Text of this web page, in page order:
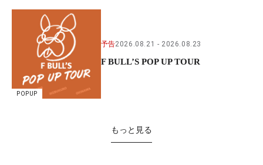
POPUP
予告2026.08.21 2026.08.23
F BULL’S POP UP TOUR
もっと見る